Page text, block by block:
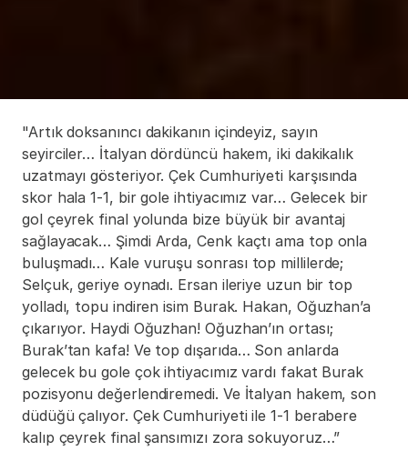
"Artık doksanıncı dakikanın içindeyiz, sayın
seyirciler… İtalyan dördüncü hakem, iki dakikalık
uzatmayı gösteriyor. Çek Cumhuriyeti karşısında
skor hala 1-1, bir gole ihtiyacımız var… Gelecek bir
gol çeyrek final yolunda bize büyük bir avantaj
sağlayacak… Şimdi Arda, Cenk kaçtı ama top onla
buluşmadı… Kale vuruşu sonrası top millilerde;
Selçuk, geriye oynadı. Ersan ileriye uzun bir top
yolladı, topu indiren isim Burak. Hakan, Oğuzhan’a
çıkarıyor. Haydi Oğuzhan! Oğuzhan’ın ortası;
Burak’tan kafa! Ve top dışarıda… Son anlarda
gelecek bu gole çok ihtiyacımız vardı fakat Burak
pozisyonu değerlendiremedi. Ve İtalyan hakem, son
düdüğü çalıyor. Çek Cumhuriyeti ile 1-1 berabere
kalıp çeyrek final şansımızı zora sokuyoruz…”